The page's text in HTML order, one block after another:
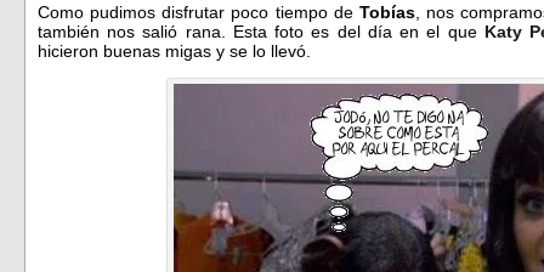
Como pudimos disfrutar poco tiempo de Tobías, nos
también nos salió rana. Esta foto es del día en el que Katy
hicieron buenas migas y se lo llevó.